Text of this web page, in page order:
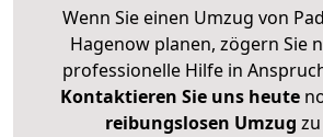
Wenn Sie einen Umzug von
Hagenow planen, zögern Sie
professionelle Hilfe in
Kontaktieren Sie uns heute
reibungslosen Umzug